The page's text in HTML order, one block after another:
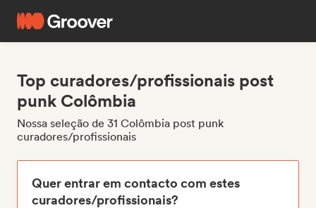
Top curadores/profissionais post
punk Colômbia
Nossa seleção de 31 Colômbia post punk
curadores/profissionais
Quer entrar em contacto com estes
curadores/profissionais?